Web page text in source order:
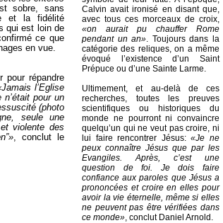
sobre, sans
et la fidélité
qui est loin de
ce que
en vue.
pour répandre
l’Eglise
pour un
(photo
seule une
violente des
, conclut le
Calvin avait ironisé en disant que,
avec tous ces morceaux de croix,
«on aurait pu chauffer Rome
pendant un an». Toujours dans la
catégorie des reliques, on a même
évoqué l’existence d’un Saint
Prépuce ou d’une Sainte Larme.
Ultimement, et au-delà de ces
recherches, toutes les preuves
scientifiques ou historiques du
monde ne pourront ni convaincre
quelqu’un qui ne veut pas croire, ni
lui faire rencontrer Jésus:«Je ne
peux connaître Jésus que par les
Evangiles. Après, c’est une
question de foi. Je dois faire
confiance aux paroles que Jésus a
prononcées et croire en elles pour
avoir la vie éternelle, même si elles
ne peuvent pas être vérifiées dans
ce monde», conclut Daniel Arnold.